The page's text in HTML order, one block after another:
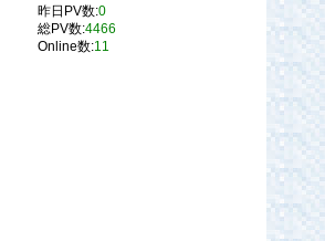
昨日PV数:0
総PV数:4466
Online数:11